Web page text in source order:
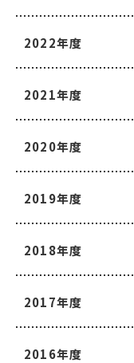
2022年度
2021年度
2020年度
2019年度
2018年度
2017年度
2016年度